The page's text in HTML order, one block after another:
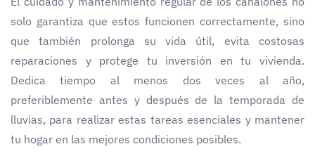
solo garantiza que estos funcionen correctamente, sino
que también prolonga su vida útil, evita costosas
reparaciones y protege tu inversión en tu vivienda.
Dedica tiempo al menos dos veces al año,
preferiblemente antes y después de la temporada de
lluvias, para realizar estas tareas esenciales y mantener
tu hogar en las mejores condiciones posibles.